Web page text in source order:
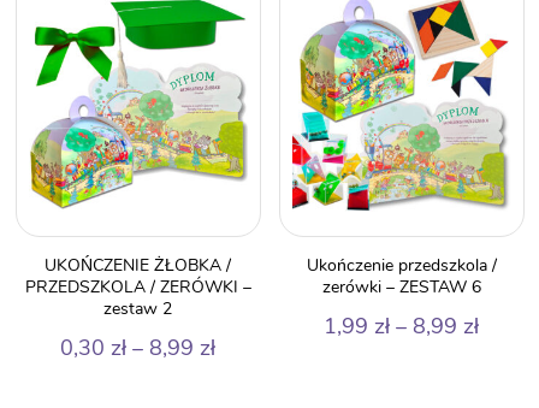
UKOŃCZENIE ŻŁOBKA /
PRZEDSZKOLA / ZERÓWKI –
zestaw 2
0,30 zł – 8,99 złZakres
Ukończenie przedszkola /
zerówki – ZESTAW 6
1,99 zł – 8,99 zł